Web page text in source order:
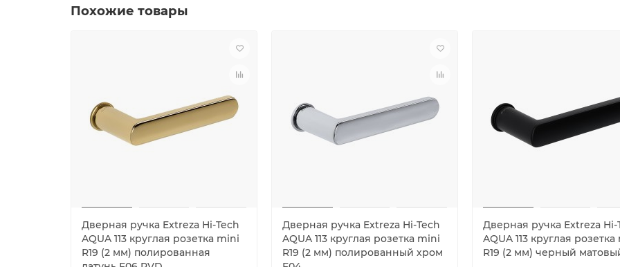
Похожие товары
Дверная ручка Extreza Hi-Tech
AQUA 113 круглая розетка mini
R19 (2 мм) полированная
Дверная ручка Extreza Hi-Tech
AQUA 113 круглая розетка mini
R19 (2 мм) полированный хром
Дверная ручка Extreza Hi-
AQUA 113 круглая
R19 (2 мм) черный